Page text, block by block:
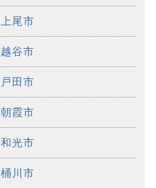
上尾市
越谷市
戸田市
朝霞市
和光市
桶川市